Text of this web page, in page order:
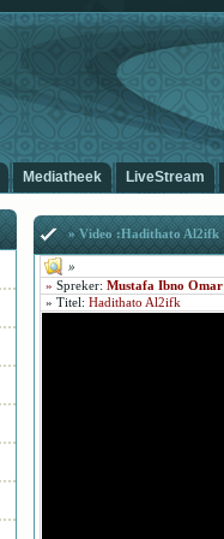
Mediatheek LiveStream
» Video :Hadithato Al2ifk
»
» Spreker: Mustafa Ibno Omar
» Titel : Hadithato Al2ifk